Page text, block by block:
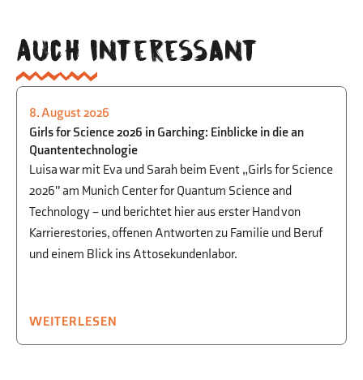
Auch interessant
PHYSIK,BEGABTENFÖRDERUNG
UND BERUFSORIENTIERUNG
8. August 2026
Girls for Science 2026 in Garching: Einblicke in die an
Quantentechnologie
Luisa war mit Eva und Sarah beim Event „Girls for Science
2026" am Munich Center for Quantum Science and
Technology – und berichtet hier aus erster Hand von
Karrierestories, offenen Antworten zu Familie und Beruf
und einem Blick ins Attosekundenlabor.
WEITERLESEN